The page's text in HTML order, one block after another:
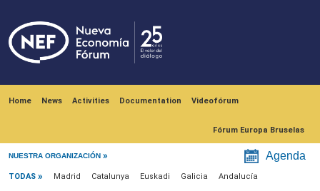
Home News Activities Documentation Videofórum
Fórum Europa Bruselas
NUESTRA ORGANIZACIÓN Agenda
Menú noticias
TODAS Madrid Catalunya Euskadi Galicia Andalucía